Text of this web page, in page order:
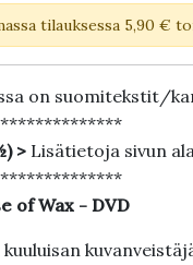
tilauksessa 5,90 €
on suomitekstit/
> Lisätietoja sivun
of Wax - DVD